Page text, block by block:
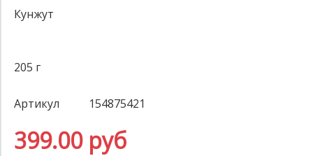
Кунжут
205 г
Артикул 154875421
399.00 руб